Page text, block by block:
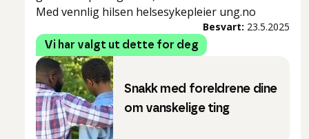
Med vennlig hilsen helsesykepleier ung.no
Besvart: 23.5.2025
Vi har valgt ut dette for deg
Snakk med foreldrene dine
om vanskelige ting